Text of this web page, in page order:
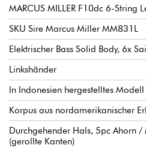
MARCUS MILLER F10dc 6-String
SKU Sire Marcus Miller MM831L
Elektrischer Bass Solid Body, 6x
Linkshänder
In Indonesien hergestelltes Modell
Korpus aus nordamerikanischer
Durchgehender Hals, 5pc Ahorn /
(gerollte Kanten)